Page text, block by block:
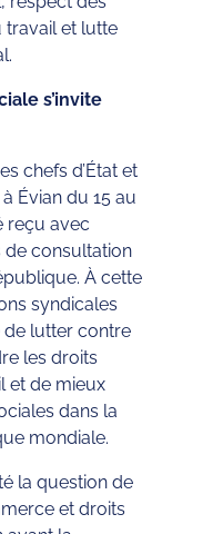
travail et lutte
s’invite
chefs d’État et
Évian du 15 au
reçu avec
de consultation
À cette
syndicales
de lutter contre
les droits
et de mieux
dans la
mondiale.
la question de
et droits